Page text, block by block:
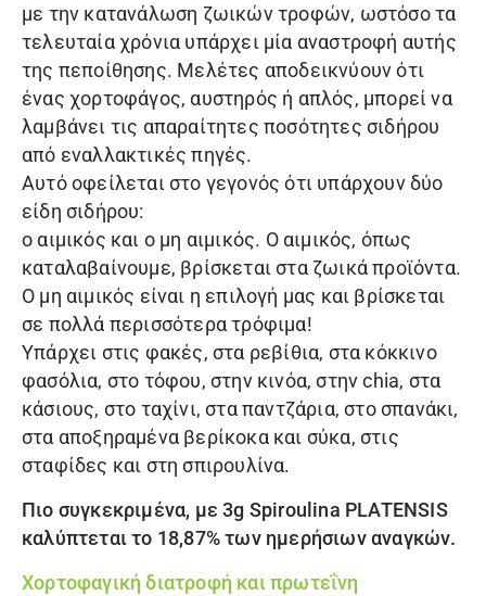
με την κατανάλωση ζωικών τροφών, ωστόσο τα
τελευταία χρόνια υπάρχει μία αναστροφή αυτής
της πεποίθησης. Μελέτες αποδεικνύουν ότι
ένας χορτοφάγος, αυστηρός ή απλός, μπορεί να
λαμβάνει τις απαραίτητες ποσότητες σιδήρου
από εναλλακτικές πηγές.
Αυτό οφείλεται στο γεγονός ότι υπάρχουν δύο
είδη σιδήρου:
ο αιμικός και ο μη αιμικός. Ο αιμικός, όπως
καταλαβαίνουμε, βρίσκεται στα ζωικά προϊόντα.
Ο μη αιμικός είναι η επιλογή μας και βρίσκεται
σε πολλά περισσότερα τρόφιμα!
Υπάρχει στις φακές, στα ρεβίθια, στα κόκκινο
φασόλια, στο τόφου, στην κινόα, στην chia, στα
κάσιους, στο ταχίνι, στα παντζάρια, στο σπανάκι,
στα αποξηραμένα βερίκοκα και σύκα, στις
σταφίδες και στη σπιρουλίνα.
Πιο συγκεκριμένα, με 3g Spiroulina PLATENSIS
καλύπτεται το 18,87% των ημερήσιων αναγκών.
Χορτοφαγική διατροφή και πρωτεΐνη